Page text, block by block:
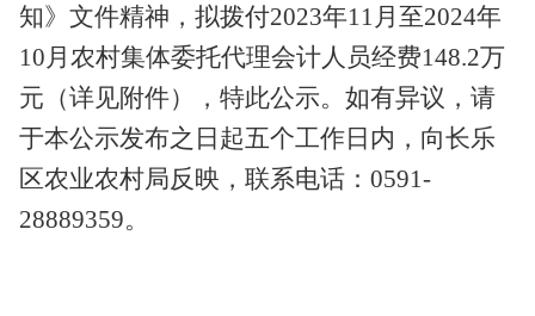
知》文件精神，拟拨付2023年11 月至2024年
10 月农村集体委托代理会计人员经费148.2万
元（详见附件），特此公示。如有异议，请
于本公示发布之日起五个工作日内，向长乐
区农业农村局反映，联系电话： 0591-
28889359。